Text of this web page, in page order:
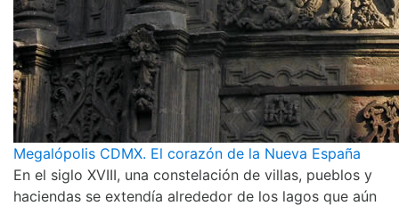
Megalópolis CDMX. El corazón de la Nueva España
En el siglo XVIII, una constelación de villas, pueblos y
haciendas se extendía alrededor de los lagos que aún